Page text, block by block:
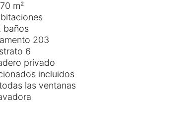
m²
baños
203
6
privado
incluidos
las ventanas